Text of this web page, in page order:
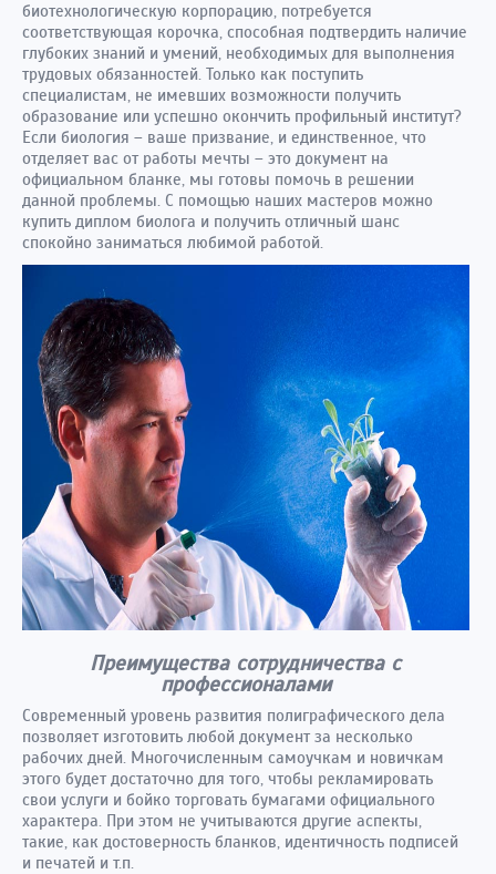
биотехнологическую корпорацию, потребуется
соответствующая корочка, способная подтвердить наличие
глубоких знаний и умений, необходимых для выполнения
трудовых обязанностей. Только как поступить
специалистам, не имевших возможности получить
образование или успешно окончить профильный институт?
Если биология – ваше призвание, и единственное, что
отделяет вас от работы мечты – это документ на
официальном бланке, мы готовы помочь в решении
данной проблемы. С помощью наших мастеров можно
купить диплом биолога и получить отличный шанс
спокойно заниматься любимой работой.
Преимущества сотрудничества с
профессионалами
Современный уровень развития полиграфического дела
позволяет изготовить любой документ за несколько
рабочих дней. Многочисленным самоучкам и новичкам
этого будет достаточно для того, чтобы рекламировать
свои услуги и бойко торговать бумагами официального
характера. При этом не учитываются другие аспекты,
такие, как достоверность бланков, идентичность подписей
и печатей и т.п.